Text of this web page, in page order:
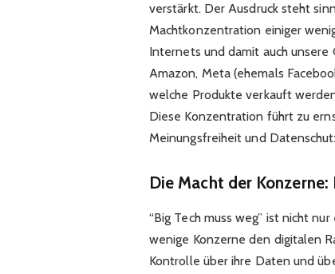
verstärkt. Der Ausdruck steht
Machtkonzentration einiger
Internets und damit auch
Amazon, Meta (ehemals
welche Produkte verkauft
Diese Konzentration führt zu
Meinungsfreiheit und
Die Macht der
“Big Tech muss weg” ist nicht
wenige Konzerne den digitalen
Kontrolle über ihre Daten und